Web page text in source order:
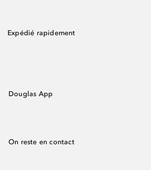
Expédié rapidement
Douglas App
On reste en contact